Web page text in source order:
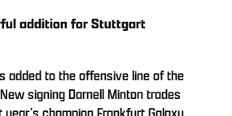
addition for Stuttgart
added to the offensive line of the
signing Darnell Minton trades